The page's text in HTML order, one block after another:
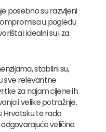
posebno su razvijeni
u pogledu
i idealni su i za
stabilni su,
sve relevantne
za najam cijene ih
i velike potražnje.
Hrvatsku te rado
veličine.